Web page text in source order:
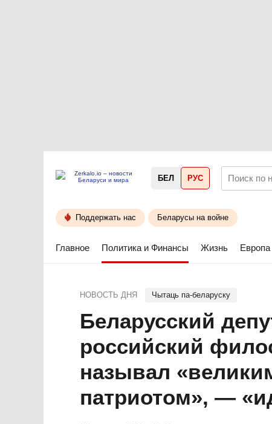
БЕЛ РУС
Поддержать нас Беларусы на войне
Главное Политика и Финансы Жизнь Европа
НОВОСТЬ ДНЯ Чытаць па-беларуску
Беларусский
российский
называл
патриотом», —